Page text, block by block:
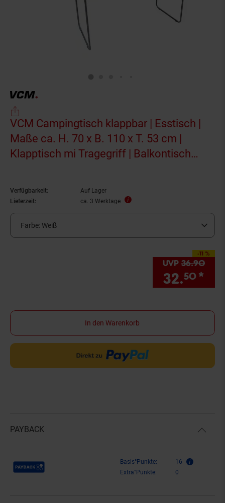
VCM Campingtisch klappbar | Esstisch |
Maße ca. H. 70 x B. 110 x T. 53 cm |
Klapptisch mi Tragegriff | Balkontisch
Verfügbarkeit:
Auf Lager
Lieferzeit:
ca. 3 Werktage
Farbe: Weiß
-11 %
Sie Sparen 11
UVP 36.90
32.50 *
In den Warenkorb
PAYBACK
Payback Punkte Basis°Punkte:
16
Extra°Punkte:
0